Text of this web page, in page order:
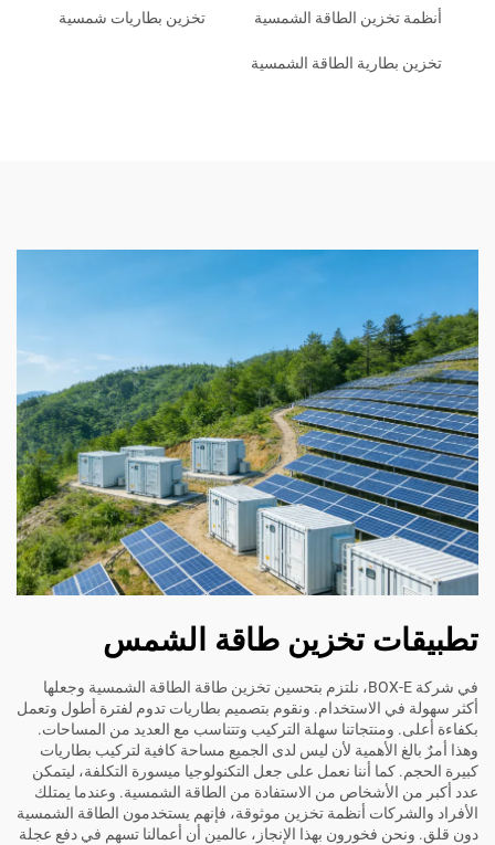
أنظمة تخزين الطاقة الشمسية تخزين بطاريات شمسية
تخزين بطارية الطاقة الشمسية
تطبيقات تخزين طاقة الشمس
في شركة BOX-E، نلتزم بتحسين تخزين طاقة الطاقة الشمسية وجعلها
أكثر سهولة في الاستخدام. ونقوم بتصميم بطاريات تدوم لفترة أطول وتعمل
بكفاءة أعلى. ومنتجاتنا سهلة التركيب وتتناسب مع العديد من المساحات.
وهذا أمرٌ بالغ الأهمية لأن ليس لدى الجميع مساحة كافية لتركيب بطاريات
كبيرة الحجم. كما أننا نعمل على جعل التكنولوجيا ميسورة التكلفة، ليتمكن
عدد أكبر من الأشخاص من الاستفادة من الطاقة الشمسية. وعندما يمتلك
الأفراد والشركات أنظمة تخزين موثوقة، فإنهم يستخدمون الطاقة الشمسية
دون قلق. ونحن فخورون بهذا الإنجاز، عالمين أن أعمالنا تسهم في دفع عجلة